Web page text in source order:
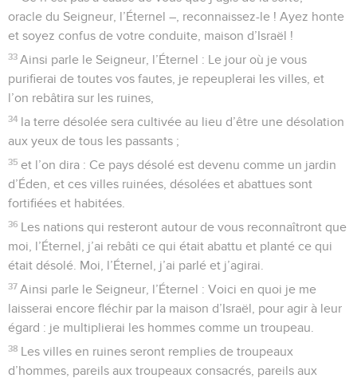
oracle du Seigneur, l’Éternel –, reconnaissez-le ! Ayez honte
et soyez confus de votre conduite, maison d’Israël !
33 Ainsi parle le Seigneur, l’Éternel : Le jour où je vous
purifierai de toutes vos fautes, je repeuplerai les villes, et
l’on rebâtira sur les ruines,
34 la terre désolée sera cultivée au lieu d’être une désolation
aux yeux de tous les passants ;
35 et l’on dira : Ce pays désolé est devenu comme un jardin
d’Éden, et ces villes ruinées, désolées et abattues sont
fortifiées et habitées.
36 Les nations qui resteront autour de vous reconnaîtront que
moi, l’Éternel, j’ai rebâti ce qui était abattu et planté ce qui
était désolé. Moi, l’Éternel, j’ai parlé et j’agirai.
37 Ainsi parle le Seigneur, l’Éternel : Voici en quoi je me
laisserai encore fléchir par la maison d’Israël, pour agir à leur
égard : je multiplierai les hommes comme un troupeau.
38 Les villes en ruines seront remplies de troupeaux
d’hommes, pareils aux troupeaux consacrés, pareils aux